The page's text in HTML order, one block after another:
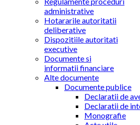
administrative
Hotararile autoritatii
deliberative
Dispozitiile autoritati
executive
Documente si
informatii financiare
Alte documente
Documente publice
Declaratii de
Declaratii de
Monografie